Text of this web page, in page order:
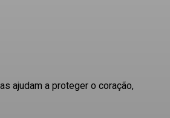
ajudam a proteger o coração,